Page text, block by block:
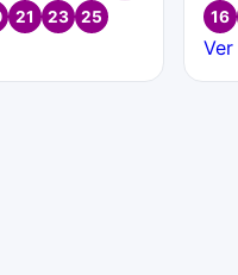
21 23 25
16